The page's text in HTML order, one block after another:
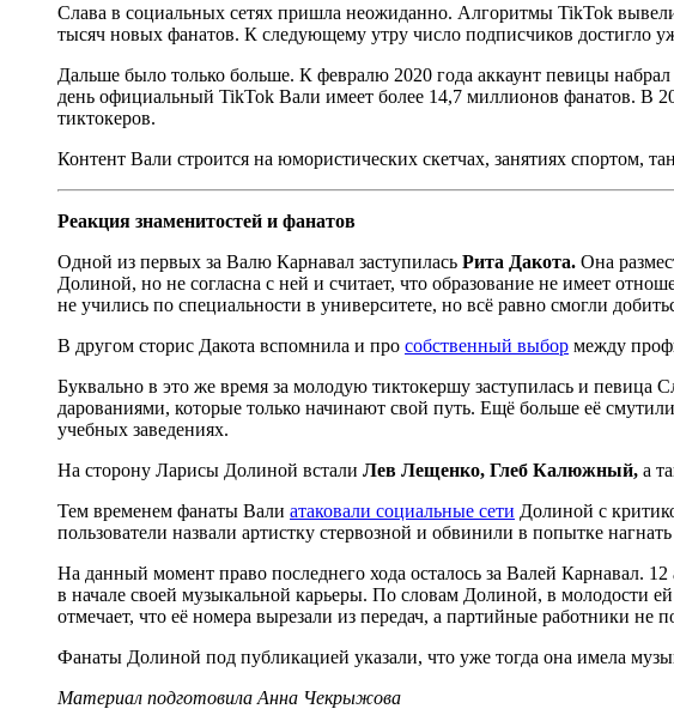
Слава в социальных сетях пришла неожиданно. Алгоритмы TikTok
тысяч новых фанатов. К следующему утру число подписчиков достигло
Дальше было только больше. К февралю 2020 года аккаунт певицы
день официальный TikTok Вали имеет более 14,7 миллионов фанатов. В
тиктокеров.
Контент Вали строится на юмористических скетчах, занятиях спортом,
Реакция знаменитостей и фанатов
Одной из первых за Валю Карнавал заступилась Рита Дакота. Она
Долиной, но не согласна с ней и считает, что образование не имеет
не учились по специальности в университете, но всё равно смогли
В другом сторис Дакота вспомнила и про собственный выбор между
Буквально в это же время за молодую тиктокершу заступилась и
дарованиями, которые только начинают свой путь. Ещё больше её
учебных заведениях.
На сторону Ларисы Долиной встали Лев Лещенко, Глеб Калюжный, а
Тем временем фанаты Вали атаковали социальные сети Долиной с
пользователи назвали артистку стервозной и обвинили в попытке
На данный момент право последнего хода осталось за Валей Карнавал.
в начале своей музыкальной карьеры. По словам Долиной, в молодости
отмечает, что её номера вырезали из передач, а партийные работники не
Фанаты Долиной под публикацией указали, что уже тогда она имела
Материал подготовила Анна Чекрыжова